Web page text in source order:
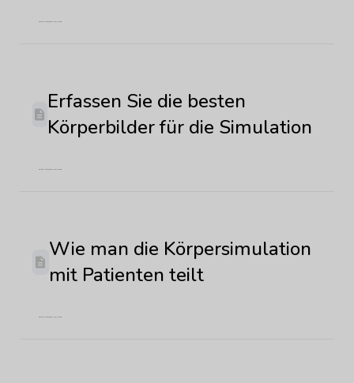
Zuletzt aktualisiert: Juni 4, 2026
Erfassen Sie die besten
Körperbilder für die Simulation
Zuletzt aktualisiert: Juni 4, 2026
Wie man die Körpersimulation
mit Patienten teilt
Zuletzt aktualisiert: Juni 4, 2026